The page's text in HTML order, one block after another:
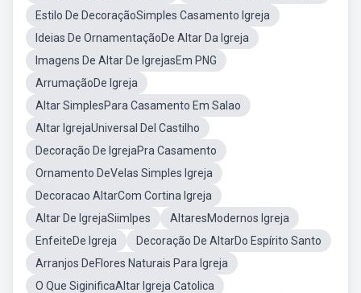
Estilo De DecoraçãoSimples Casamento Igreja
Ideias De OrnamentaçãoDe Altar Da Igreja
Imagens De Altar De IgrejasEm PNG
ArrumaçãoDe Igreja
Altar SimplesPara Casamento Em Salao
Altar IgrejaUniversal Del Castilho
Decoração De IgrejaPra Casamento
Ornamento DeVelas Simples Igreja
Decoracao AltarCom Cortina Igreja
Altar De IgrejaSiimlpes
AltaresModernos Igreja
EnfeiteDe Igreja
Decoração De AltarDo Espírito Santo
Arranjos DeFlores Naturais Para Igreja
O Que SiginificaAltar Igreja Catolica